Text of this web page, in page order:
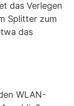
das Verlegen
Splitter zum
das
WLAN-